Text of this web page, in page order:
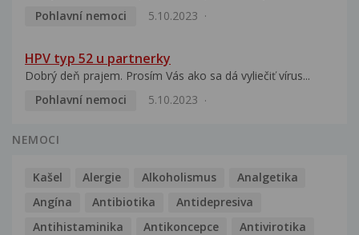
Pohlavní nemoci
5.10.2023
HPV typ 52 u partnerky
Dobrý deň prajem. Prosím Vás ako sa dá vyliečiť vírus...
Pohlavní nemoci
5.10.2023
NEMOCI
Kašel Alergie Alkoholismus
Analgetika
Angína
Antibiotika
Antidepresiva
Antihistaminika
Antikoncepce Antivirotika